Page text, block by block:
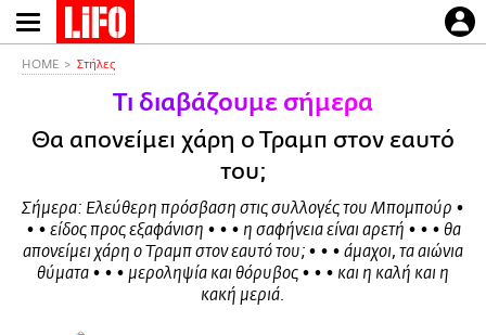
Παράκαμψη
προς
HOME Στήλες
Tι διαβάζουμε σήμερα
Θα απονείμει χάρη ο Τραμπ στον εαυτό
του;
Σήμερα: Ελεύθερη πρόσβαση στις συλλογές του Μπομπούρ •
• • είδος προς εξαφάνιση • • • η σαφήνεια είναι αρετή • • • θα
απονείμει χάρη ο Τραμπ στον εαυτό του; • • • άμαχοι, τα αιώνια
θύματα • • • μεροληψία και θόρυβος • • • και η καλή και η
κακή μεριά.